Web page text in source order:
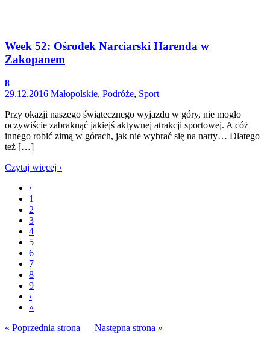
Week 52: Ośrodek Narciarski Harenda w
Zakopanem
8
29.12.2016 Małopolskie, Podróże, Sport
Przy okazji naszego świątecznego wyjazdu w góry, nie mogło
oczywiście zabraknąć jakiejś aktywnej atrakcji sportowej. A cóż
innego robić zimą w górach, jak nie wybrać się na narty… Dlatego
też […]
Czytaj więcej ›
‹
1
2
3
4
5
6
7
8
9
›
»
« Poprzednia strona — Następna strona »